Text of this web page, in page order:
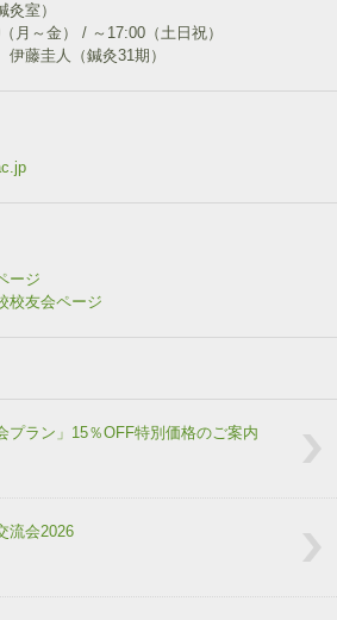
灸室）
月～金） / ～17:00（土日祝）
藤圭人（鍼灸31期）
ージ
校友会ページ
プラン」15％OFF特別価格のご案内
流会2026